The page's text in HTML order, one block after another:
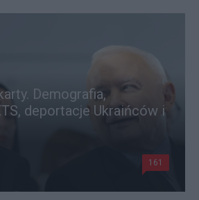
Demografia,
deportacje Ukraińców i
161